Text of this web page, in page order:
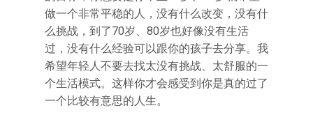
做一个非常平稳的人，没有什么改变，没有什
么挑战，到了70岁、80岁也好像没有生活
过，没有什么经验可以跟你的孩子去分享。我
希望年轻人不要去找太没有挑战、太舒服的一
个生活模式。这样你才会感受到你是真的过了
一个比较有意思的人生。